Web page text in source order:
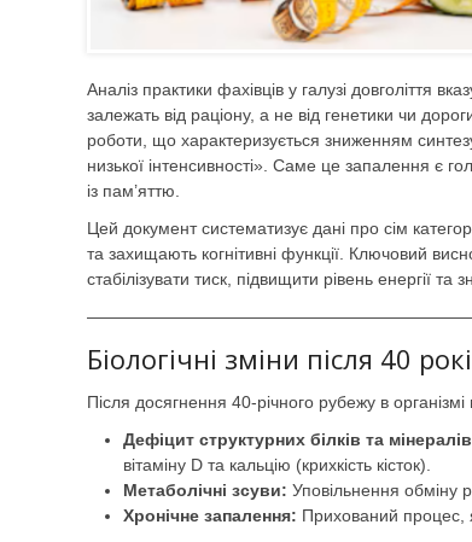
Аналіз практики фахівців у галузі довголіття
залежать від раціону, а не від генетики чи
роботи, що характеризується зниженням
низької інтенсивності». Саме це запалення є
із пам’яттю.
Цей документ систематизує дані про сім
та захищають когнітивні функції. Ключовий
стабілізувати тиск, підвищити рівень енергії
Біологічні зміни після 40
Після досягнення 40-річного рубежу в
Дефіцит структурних білків та
вітаміну D та кальцію (крихкість кісток).
Метаболічні зсуви: Уповільнення обміну
Хронічне запалення: Прихований процес,